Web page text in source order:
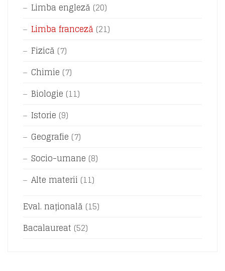
Limba engleză (20)
Limba franceză (21)
Fizică (7)
Chimie (7)
Biologie (11)
Istorie (9)
Geografie (7)
Socio-umane (8)
Alte materii (11)
Eval. națională (15)
Bacalaureat (52)